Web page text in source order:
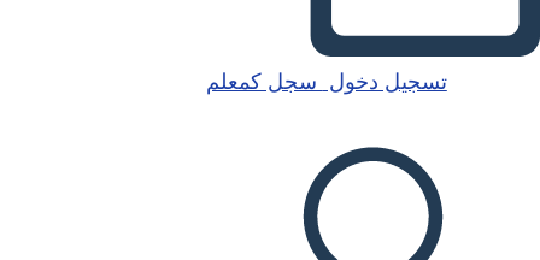
تسجيل دخول سجل كمعلم